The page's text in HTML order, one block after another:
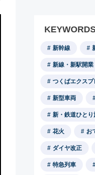
新幹線
新線・新駅開業
つくばエクスプ
新型車両
新・鉄道ひとり
花火 お
ダイヤ改正
特急列車